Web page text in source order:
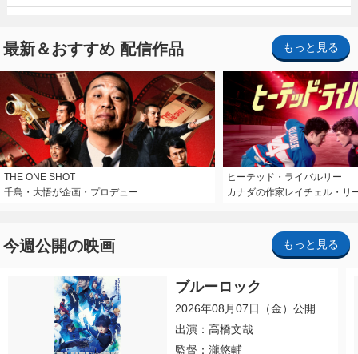
最新＆おすすめ 配信作品 もっと見る
THE ONE SHOT
千鳥・大悟が企画・プロデュー…
ヒーテッド・ライバルリー
カナダの作家レイチェル・リ
今週公開の映画 もっと見る
ブルーロック
2026年08月07日（金）公開
出演：高橋文哉
監督：瀧悠輔